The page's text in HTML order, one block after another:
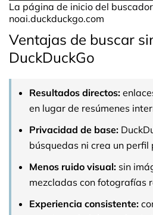
La página de inicio del
noai.duckduckgo.com
Ventajas de buscar
DuckDuckGo
Resultados directos:
en lugar de resúmenes
Privacidad de base:
búsquedas ni crea un
Menos ruido visual: sin
mezcladas con fotografías
Experiencia consistente: